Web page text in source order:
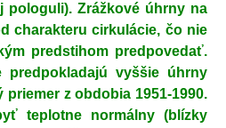
pologuli). Zrážkové úhrny na
charakteru cirkulácie, čo nie
predstihom predpovedať.
predpokladajú vyššie úhrny
z obdobia 1951-1990.
teplotne normálny (blízky